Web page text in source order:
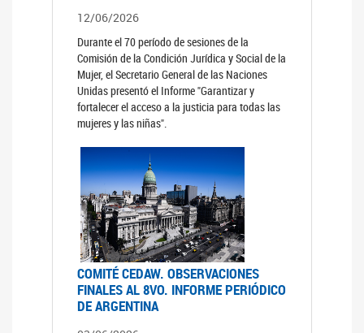
12/06/2026
Durante el 70 período de sesiones de la
Comisión de la Condición Jurídica y Social de la
Mujer, el Secretario General de las Naciones
Unidas presentó el Informe "Garantizar y
fortalecer el acceso a la justicia para todas las
mujeres y las niñas".
COMITÉ CEDAW. OBSERVACIONES
FINALES AL 8VO. INFORME PERIÓDICO
DE ARGENTINA